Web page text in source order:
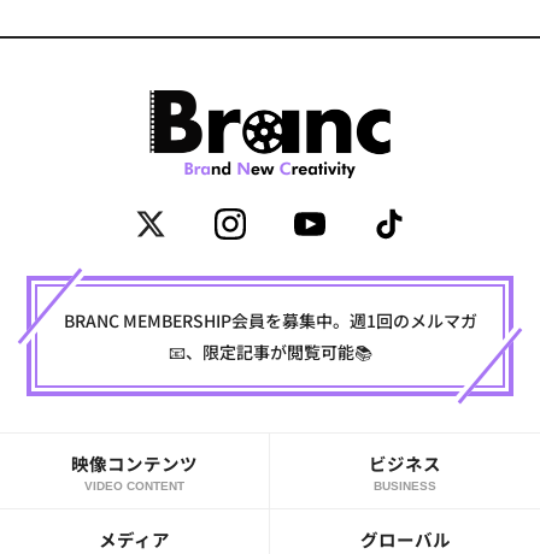
BRANC MEMBERSHIP会員を募集中。週1回のメルマガ
📧、限定記事が閲覧可能📚
映像コンテンツ
VIDEO CONTENT
ビジネス
BUSINESS
メディア グローバル